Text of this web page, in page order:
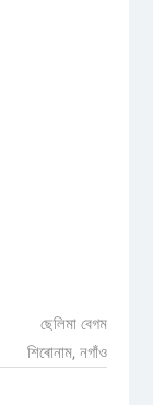
ছেলিমা বেগম
শিৰোনাম, নগাঁও